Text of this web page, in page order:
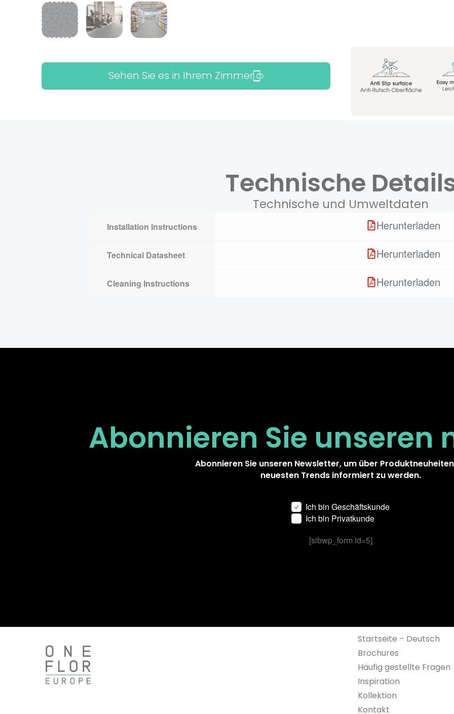
Sehen Sie es in Ihrem Zimmer
Technische
Technische und Umweltdaten
Installation Instructions Herunterladen
Technical Datasheet Herunterladen
Cleaning Instructions Herunterladen
Abonnieren Sie unseren
Abonnieren Sie unseren Newsletter, um über
neuesten Trends informiert zu werden.
Ich bin Geschäftskunde
Ich bin Privatkunde
[sibwp_form id=5]
Startseite – Deutsch
Brochures
Häufig gestellte Fragen
Inspiration
Kollektion
Kontakt